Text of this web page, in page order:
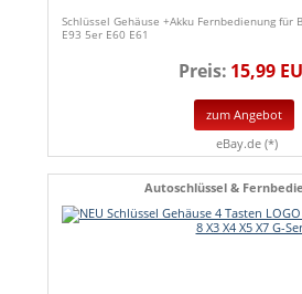
Schlüssel Gehäuse +Akku Fernbedienung für
E93 5er E60 E61
Preis: 15,99
zum Angebot
eBay.de (*)
Autoschlüssel &